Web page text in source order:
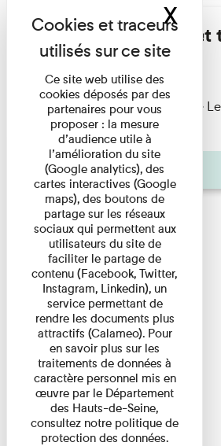
Marie Cosnay - Toi
Lecture
Marie Cosnay — Toi et ton frère
l'Imprimerie n°10 À ...
Pages
Ce site web utilise des
cookies déposés par des
partenaires pour vous
proposer : la mesure
d’audience utile à
l’amélioration du site
(Google analytics), des
cartes interactives (Google
maps), des boutons de
partage sur les réseaux
sociaux qui permettent aux
utilisateurs du site de
faciliter le partage de
contenu (Facebook, Twitter,
Instagram, Linkedin), un
service permettant de
rendre les documents plus
attractifs (Calameo). Pour
en savoir plus sur les
traitements de données à
caractère personnel mis en
œuvre par le Département
des Hauts-de-Seine,
consultez notre politique de
protection des données.
X